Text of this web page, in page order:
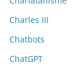
Charles III
Chatbots
ChatGPT